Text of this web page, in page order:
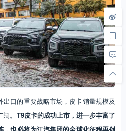
出口的重要战略市场，皮卡销量规模及
。 T9皮卡的成功上市，进一步丰富了
也必将为江汽集团的全球化征程再创